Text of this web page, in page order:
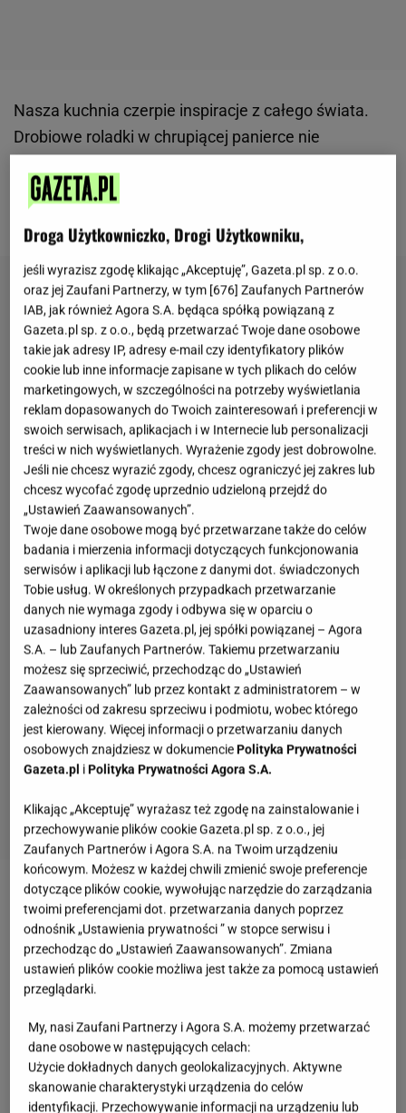
Nasza kuchnia czerpie inspiracje z całego świata.
Drobiowe roladki w chrupiącej panierce nie
Ukrainy . Popularny tam przepis przywędrował do
Przygotowanie tych kotletów nie jest tak
skomplikowane, jak mogłoby się wydawać.
Zachęcamy do zapoznania się z naszymprzepisem
dzięki ulubionym dodatkom tekotletyzasmakują
Zobacz wideoPomysł na obiad: pierś z kurczaka z
mozzarellą i pomidorami
Droga Użytkowniczko, Drogi Użytkowniku,
jeśli wyrazisz zgodę klikając „Akceptuję”, Gazeta.pl sp. z o.o.
oraz jej Zaufani Partnerzy, w tym [676] Zaufanych Partnerów
IAB, jak również Agora S.A. będąca spółką powiązaną z
Gazeta.pl sp. z o.o., będą przetwarzać Twoje dane osobowe
takie jak adresy IP, adresy e-mail czy identyfikatory plików
cookie lub inne informacje zapisane w tych plikach do celów
marketingowych, w szczególności na potrzeby wyświetlania
reklam dopasowanych do Twoich zainteresowań i preferencji w
swoich serwisach, aplikacjach i w Internecie lub personalizacji
treści w nich wyświetlanych. Wyrażenie zgody jest dobrowolne.
Jeśli nie chcesz wyrazić zgody, chcesz ograniczyć jej zakres lub
chcesz wycofać zgodę uprzednio udzieloną przejdź do
„Ustawień Zaawansowanych”.
Twoje dane osobowe mogą być przetwarzane także do celów
badania i mierzenia informacji dotyczących funkcjonowania
serwisów i aplikacji lub łączone z danymi dot. świadczonych
Tobie usług. W określonych przypadkach przetwarzanie
danych nie wymaga zgody i odbywa się w oparciu o
uzasadniony interes Gazeta.pl, jej spółki powiązanej – Agora
S.A. – lub Zaufanych Partnerów. Takiemu przetwarzaniu
możesz się sprzeciwić, przechodząc do „Ustawień
Zaawansowanych” lub przez kontakt z administratorem – w
zależności od zakresu sprzeciwu i podmiotu, wobec którego
jest kierowany. Więcej informacji o przetwarzaniu danych
osobowych znajdziesz w dokumenciePolityka Prywatności
Gazeta.pl iPolityka Prywatności Agora S.A.
Klikając „Akceptuję” wyrażasz też zgodę na zainstalowanie i
przechowywanie plików cookie Gazeta.pl sp. z o.o., jej
Zaufanych Partnerów i Agora S.A. na Twoim urządzeniu
końcowym. Możesz w każdej chwili zmienić swoje preferencje
dotyczące plików cookie, wywołując narzędzie do zarządzania
twoimi preferencjami dot. przetwarzania danych poprzez
odnośnik „Ustawienia prywatności ” w stopce serwisu i
przechodząc do „Ustawień Zaawansowanych”. Zmiana
ustawień plików cookie możliwa jest także za pomocą ustawień
przeglądarki.
My, nasi Zaufani Partnerzy i Agora S.A. możemy przetwarzać
dane osobowe w następujących celach:
Użycie dokładnych danych geolokalizacyjnych. Aktywne
skanowanie charakterystyki urządzenia do celów
identyfikacji. Przechowywanie informacji na urządzeniu lub